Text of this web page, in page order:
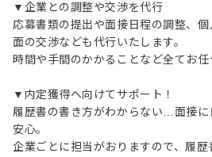
▼企業との調整や交渉を代行
応募書類の提出や面接日程の調整、
面の交渉なども代行いたします。
時間や手間のかかることなど全てお任
▼内定獲得へ向けてサポート！
履歴書の書き方がわからない…面接
安心。
企業ごとに担当がおりますので、履歴